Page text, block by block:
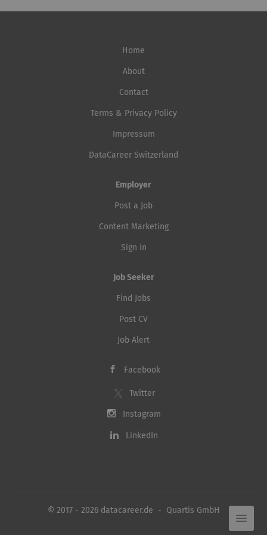
Home
About
Contact
Terms & Privacy Policy
Impressum
DataCareer Switzerland
Employer
Post a Job
Content Marketing
Sign in
Job Seeker
Find Jobs
Post CV
Job Alert
Facebook
Twitter
Instagram
LinkedIn
© 2017 - 2026 datacareer.de - Quartis GmbH